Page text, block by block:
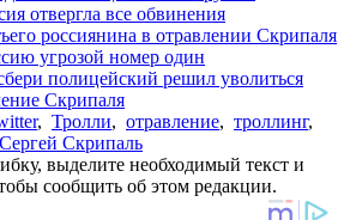
отвергла все обвинения
россиянина в отравлении Скрипаля
угрозой номер один
полицейский решил уволиться
Скрипаля
, Тролли, отравление, троллинг,
Сергей Скрипаль
выделите необходимый текст и
сообщить об этом редакции.